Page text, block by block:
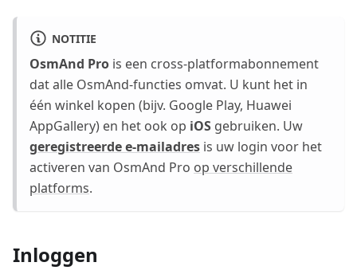
NOTITIE
OsmAnd Pro is een cross-platformabonnement
dat alle OsmAnd-functies omvat. U kunt het in
één winkel kopen (bijv. Google Play, Huawei
AppGallery) en het ook op iOS gebruiken. Uw
geregistreerde e-mailadres is uw login voor het
activeren van OsmAnd Pro op verschillende
platforms.
Inloggen